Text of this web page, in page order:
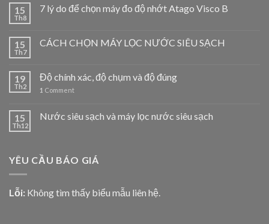
15
Th8
7 lý do để chọn máy đo độ nhớt Atago Visco B
15
Th7
CÁCH CHỌN MÁY LỌC NƯỚC SIÊU SẠCH
19
Th2
Độ chính xác, độ chụm và độ đúng
1 Comment
15
Th12
Nước siêu sạch và máy lọc nước siêu sạch
YÊU CẦU BÁO GIÁ
Lỗi: Không tìm thấy biểu mẫu liên hệ.